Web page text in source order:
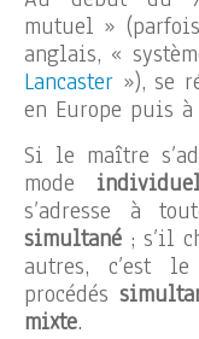
mutuel »
anglais, «
Lancaster »), se
en Europe puis
Si le maître
mode
s’adresse à
simultané ; s’il
autres, c’est
procédés
mixte.